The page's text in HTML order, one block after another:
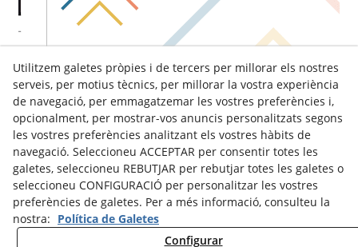
Utilitzem galetes pròpies i de tercers per millorar els nostres
serveis, per motius tècnics, per millorar la vostra experiència
de navegació, per emmagatzemar les vostres preferències i,
opcionalment, per mostrar-vos anuncis personalitzats segons
les vostres preferències analitzant els vostres hàbits de
navegació. Seleccioneu ACCEPTAR per consentir totes les
galetes, seleccioneu REBUTJAR per rebutjar totes les galetes o
seleccioneu CONFIGURACIÓ per personalitzar les vostres
preferències de galetes. Per a més informació, consulteu la
nostra: Política de Galetes
Configurar